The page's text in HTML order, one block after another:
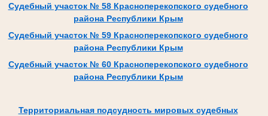
Судебный участок № 58 Красноперекопского судебного
района Республики Крым
Судебный участок № 59 Красноперекопского судебного
района Республики Крым
Судебный участок № 60 Красноперекопского судебного
района Республики Крым
Территориальная подсудность мировых судебных